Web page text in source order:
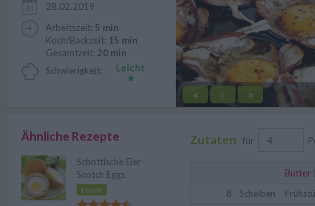
« || »
28.02.2019
Arbeitszeit: 5 min
Koch/Backzeit: 15 min
Gesamtzeit: 20 min
Schwierigkeit:
Zutaten für
Butter
8
Scheiben
Ähnliche Rezepte
Schottische Eier-
Scotch Eggs
Leicht